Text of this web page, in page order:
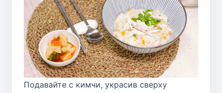
Подавайте с кимчи, украсив сверху